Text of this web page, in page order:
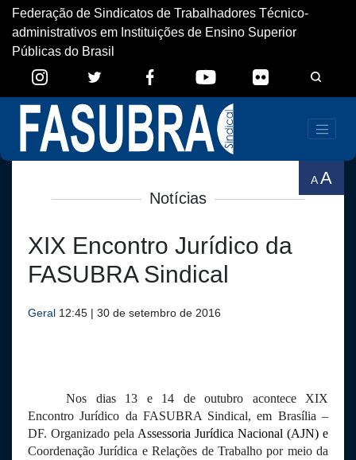
Federação de Sindicatos de Trabalhadores Técnico-
administrativos em Instituições de Ensino Superior
Públicas do Brasil
AA
Notícias
XIX Encontro Jurídico da
FASUBRA Sindical
Geral 12:45 | 30 de setembro de 2016
Nos dias 13 e 14 de outubro acontece XIX
Encontro Jurídico da FASUBRA Sindical, em Brasília –
DF. Organizado pela
Coordenação Jurídica e Relações de Trabalho por meio da